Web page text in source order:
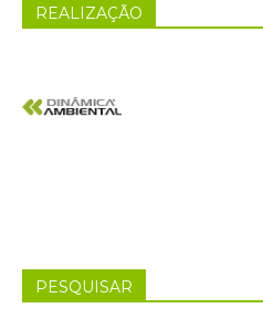
REALIZAÇÃO
PESQUISAR